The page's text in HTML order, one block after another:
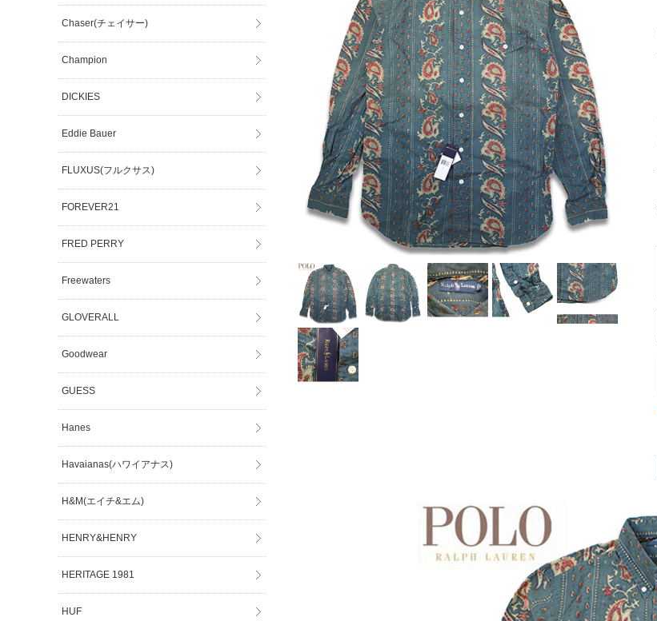
Chaser(チェイサー)
Champion
DICKIES
Eddie Bauer
FLUXUS(フルクサス)
FOREVER21
FRED PERRY
Freewaters
GLOVERALL
Goodwear
GUESS
Hanes
Havaianas(ハワイアナス)
H&M(エイチ&エム)
HENRY&HENRY
HERITAGE 1981
HUF